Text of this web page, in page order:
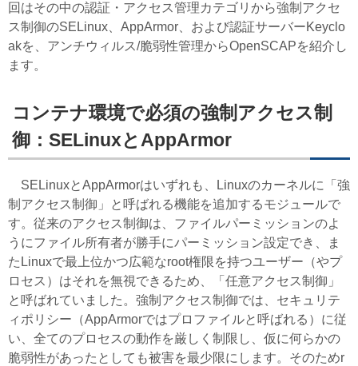
回はその中の認証・アクセス管理カテゴリから強制アクセ
ス制御のSELinux、AppArmor、および認証サーバーKeyclo
akを、アンチウィルス/脆弱性管理からOpenSCAPを紹介し
ます。
コンテナ環境で必須の強制アクセス制
御：SELinuxとAppArmor
SELinuxとAppArmorはいずれも、Linuxのカーネルに「強
制アクセス制御」と呼ばれる機能を追加するモジュールで
す。従来のアクセス制御は、ファイルパーミッションのよ
うにファイル所有者が勝手にパーミッション設定でき、ま
たLinuxで最上位かつ広範なroot権限を持つユーザー（やプ
ロセス）はそれを無視できるため、「任意アクセス制御」
と呼ばれていました。強制アクセス制御では、セキュリテ
ィポリシー（AppArmorではプロファイルと呼ばれる）に従
い、全てのプロセスの動作を厳しく制限し、仮に何らかの
脆弱性があったとしても被害を最少限にします。そのためr